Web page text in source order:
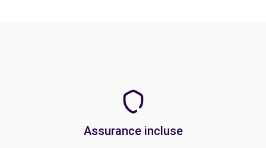
Assurance incluse